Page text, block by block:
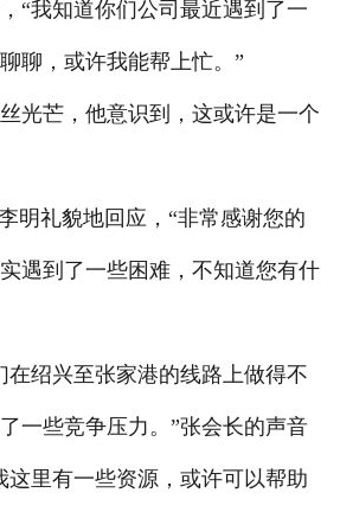
“我知道你们公司最近遇到了一
聊，或许我能帮上忙。”
光芒，他意识到，这或许是一个
明礼貌地回应，“非常感谢您的
遇到了一些困难，不知道您有什
在绍兴至张家港的线路上做得不
一些竞争压力。”张会长的声音
这里有一些资源，或许可以帮助